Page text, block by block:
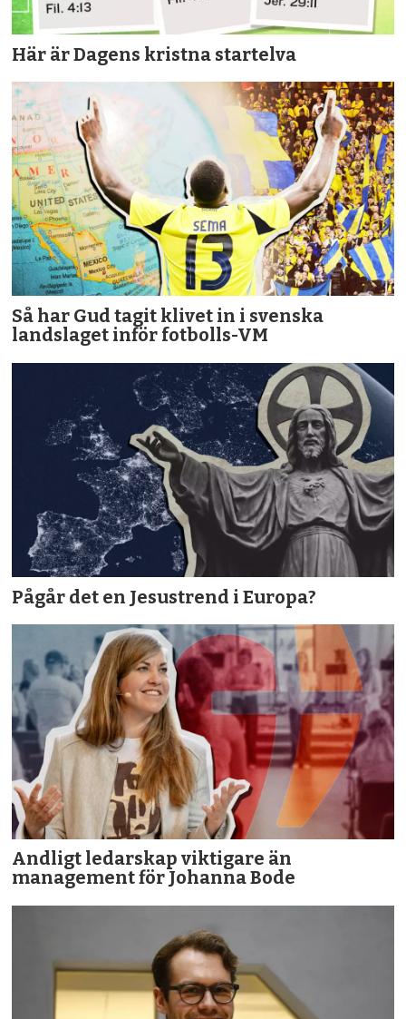
Här är Dagens kristna startelva
Så har Gud tagit klivet in i svenska
landslaget inför fotbolls-VM
Pågår det en Jesustrend i Europa?
Andligt ledarskap viktigare än
management för Johanna Bode